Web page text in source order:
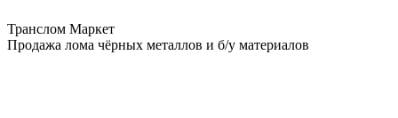
Транслом Маркет
Продажа лома чёрных металлов и б/у материалов